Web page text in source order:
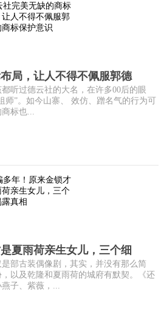
局，让人不得不佩服郭德
听过德云社的大名，在许多00后的眼
师”。如今山寨、 效仿、蹭名气的行为可
标也...
夏雨荷亲生女儿，三个细
部古装偶像剧，其实，并没有那么简
以及乾隆和夏雨荷的城府有默契。《还
子、紫薇，...